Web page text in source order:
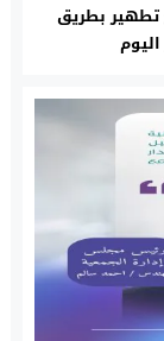
ونواتج تطهير بطريق